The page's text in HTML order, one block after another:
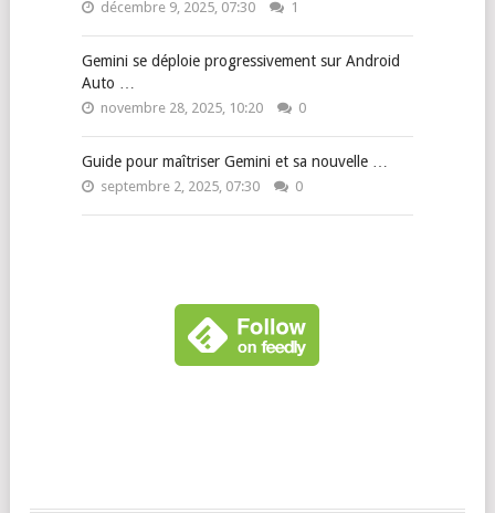
décembre 9, 2025, 07:30 1
Gemini se déploie progressivement sur Android
Auto …
novembre 28, 2025, 10:20 0
Guide pour maîtriser Gemini et sa nouvelle …
septembre 2, 2025, 07:30 0